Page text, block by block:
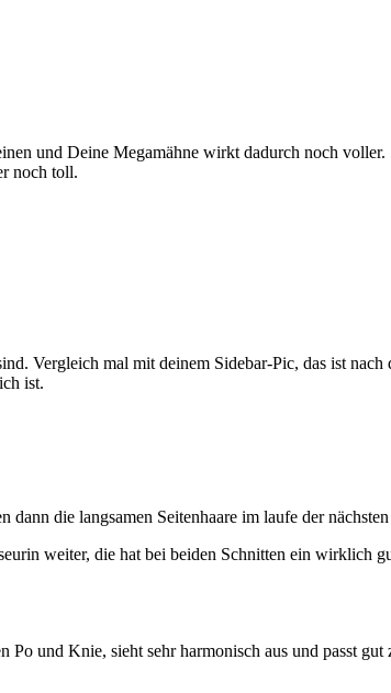
und Deine Megamähne wirkt dadurch noch voller.
noch toll.
Vergleich mal mit deinem Sidebar-Pic, das ist
ist.
die langsamen Seitenhaare im laufe der
weiter, die hat bei beiden Schnitten ein wirklich
und Knie, sieht sehr harmonisch aus und passt